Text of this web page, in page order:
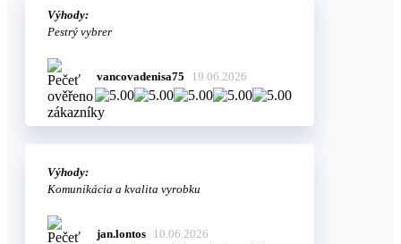
Výhody:
Pestrý vybrer
vancovadenisa75 19.06.2026
Výhody:
Komunikácia a kvalita vyrobku
jan.lontos 10.06.2026